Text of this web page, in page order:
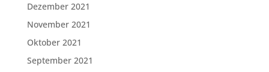
Dezember 2021
November 2021
Oktober 2021
September 2021